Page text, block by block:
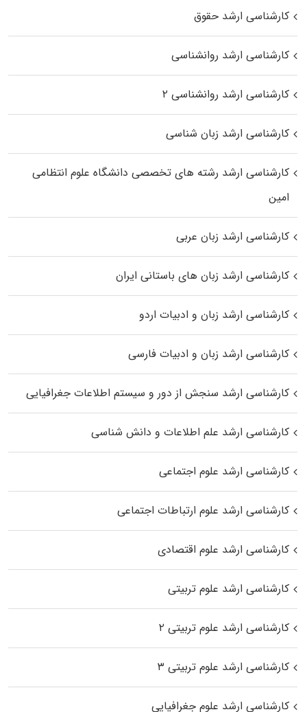
کارشناسی ارشد حقوق
کارشناسی ارشد روانشناسی
کارشناسی ارشد روانشناسی ۲
کارشناسی ارشد زبان شناسی
کارشناسی ارشد رﺷﺘﻪ ﻫﺎی تخصصی داﻧﺸﮕﺎه ﻋﻠﻮم انتظامی
اﻣﻴﻦ
کارشناسی ارشد زبان عربی
کارشناسی ارشد زبان‌ های باستانی ایران
کارشناسی ارشد زبان و ادبیات اردو
کارشناسی ارشد زبان و ادبیات فارسی
کارشناسی ارشد سنجش از دور و سیستم اطلاعات جغرافیایی
کارشناسی ارشد علم اطلاعات و دانش شناسی
کارشناسی ارشد علوم اجتماعی
کارشناسی ارشد علوم ارتباطات اجتماعی
کارشناسی ارشد علوم اقتصادی
کارشناسی ارشد علوم تربیتی
کارشناسی ارشد علوم تربیتی ۲
کارشناسی ارشد علوم تربیتی ۳
کارشناسی ارشد علوم جغرافیایی